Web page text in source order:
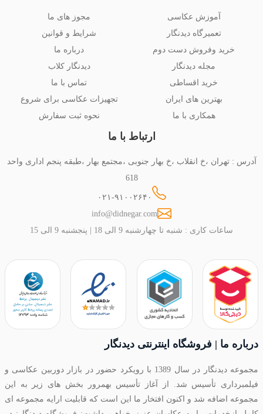
آموزش عکاسی
تعمیرگاه دیدنگار
خرید وفروش دست دوم
مجله دیدنگار
خرید اقساطی
بهترین های ایران
همکاری با ما
مجوز های ما
شرایط و قوانین
درباره ما
دیدنگار کلاب
تماس با ما
تجهیزات عکاسی برای شروع
نحوه ثبت سفارش
ارتباط با ما
آدرس : تهران ،خ انقلاب ،خ بهار جنوبی ،مجتمع بهار ،طبقه پنجم اداری واحد
618
۰۲۱-۹۱۰۰۲۶۴۰
info@didnegar.com
ساعات کاری : شنبه تا چهارشنبه 9 الی 18 | پنجشنبه 9 الی 15
درباره ما | فروشگاه اینترنتی دیدنگار
مجموعه دیدنگار در سال 1389 با رویکرد حضور در بازار دوربین عکاسی و
فیلمبرداری تأسیس شد. از آغاز تأسیس بهمرور بخش های زیر به این
مجموعه اضافه شد و اکنون افتخار ما این است که قابلیت ارایه مجموعه ای